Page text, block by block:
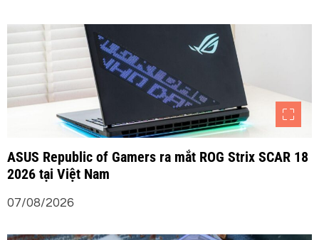
ASUS Republic of Gamers ra mắt ROG Strix SCAR 18
2026 tại Việt Nam
07/08/2026